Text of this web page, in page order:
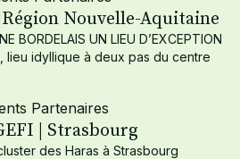
Nouvelle-Aquitaine
BORDELAIS UN LIEU D’EXCEPTION
lieu idyllique à deux pas du centre
Partenaires
| Strasbourg
des Haras à Strasbourg